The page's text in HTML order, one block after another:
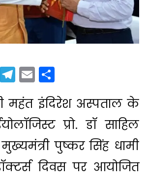
Twitter
Telegram
Email
महंत इंदिरेश अस्पताल के
प्रो. डॉ साहिल
पुष्कर सिंह धामी
दिवस पर आयोजित